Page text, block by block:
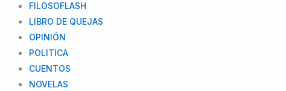
FILOSOFLASH
LIBRO DE QUEJAS
OPINIÓN
POLITICA
CUENTOS
NOVELAS